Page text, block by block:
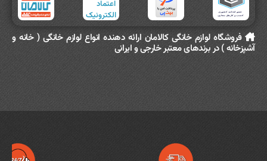
فروشگاه لوازم خانگی کالامان ارائه دهنده انواع لوازم خانگی ( خانه و
آشپزخانه ) در برندهای معتبر خارجی و ایرانی